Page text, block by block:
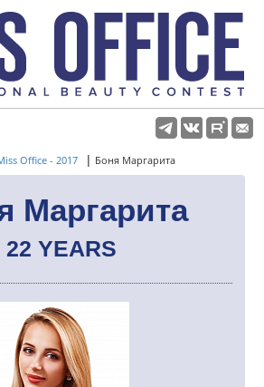
regulations
pageant
Office - 2017 | Боня Маргарита
Маргарита
22 YEARS